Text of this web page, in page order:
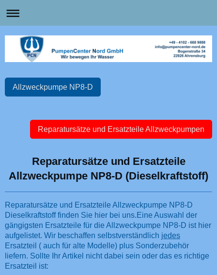
Allzweckpumpe NP8-D
Reparatursätze und Ersatzteile Allzweckpumpen
Reparatursätze und Ersatzteile
Allzweckpumpe NP8-D (Dieselkraftstoff)
Reparatursätze und Ersatzteile Allzweckpumpe NP8-D
Dieselkraftstoff finden Sie hier bei uns.Eine Auswahl der
gängigsten Ersatzteile für die Allzweckpumpe NP8-D ist hier
aufgelistet. Wir beschaffen selbstverständlich jedes
Ersatzteil ( auch für alte Modelle) plus Sonderzubehör
liefern. Sollte Ihr Artikel nicht dabei sein oder das es richtige
Ersatzteil ist: